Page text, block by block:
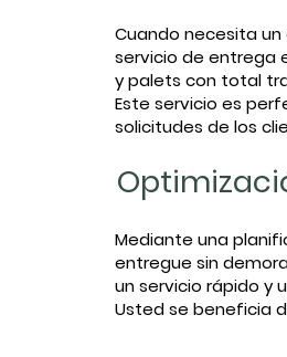
Cuando necesita
servicio de entrega
y palets con total
Este servicio es
solicitudes de los
Mediante una
entregue sin
un servicio rápido y
Usted se beneficia